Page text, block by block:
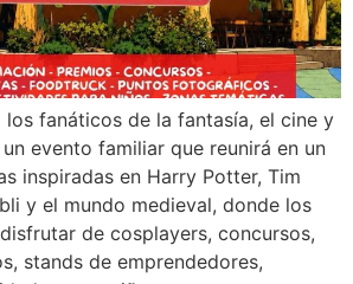
los fanáticos de la fantasía, el cine y
evento familiar que reunirá en un
inspiradas en Harry Potter, Tim
y el mundo medieval, donde los
de cosplayers, concursos,
stands de emprendedores,